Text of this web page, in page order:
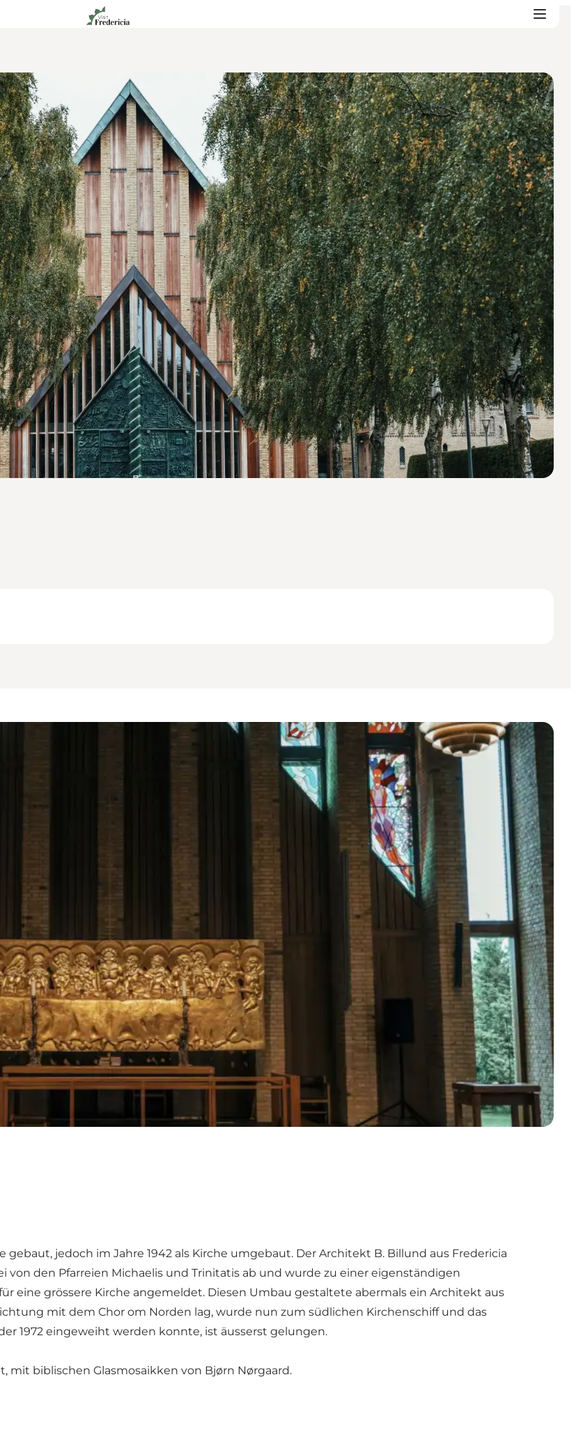
jedoch im Jahre 1942 als Kirche umgebaut. Der Architekt B. Billund aus Fredericia
von den Pfarreien Michaelis und Trinitatis ab und wurde zu einer eigenständigen
eine grössere Kirche angemeldet. Diesen Umbau gestaltete abermals ein Architekt aus
mit dem Chor om Norden lag, wurde nun zum südlichen Kirchenschiff und das
1972 eingeweiht werden konnte, ist äusserst gelungen.
biblischen Glasmosaikken von Bjørn Nørgaard.